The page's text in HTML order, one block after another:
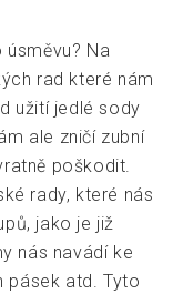
Na
rad které nám
užití jedlé sody
ale zničí zubní
poškodit.
rady, které nás
jako je již
nás navádí ke
pásek atd. Tyto